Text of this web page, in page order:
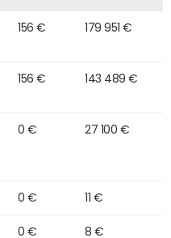
156 € 179 951 €
156 € 143 489 €
0 € 27 100 €
0 € 11 €
0 € 8 €